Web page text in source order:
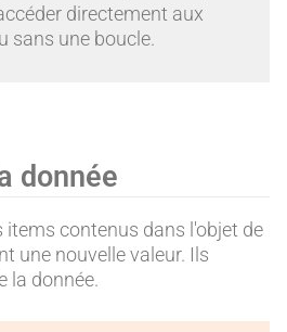
directement aux
sans une boucle.
donnée
items contenus dans l'objet de
une nouvelle valeur. Ils
la donnée.